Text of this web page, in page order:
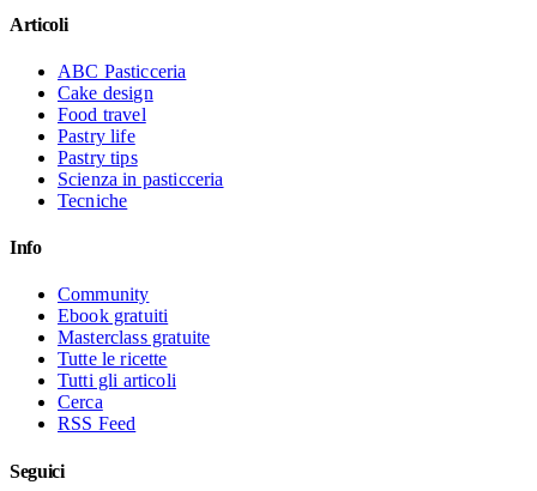
Articoli
ABC Pasticceria
Cake design
Food travel
Pastry life
Pastry tips
Scienza in pasticceria
Tecniche
Info
Community
Ebook gratuiti
Masterclass gratuite
Tutte le ricette
Tutti gli articoli
Cerca
RSS Feed
Seguici